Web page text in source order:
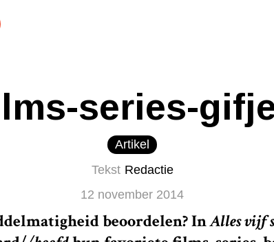
series-
Artikel
Tekst Redactie
12 november 2014
beoordelen? InAlles vijf